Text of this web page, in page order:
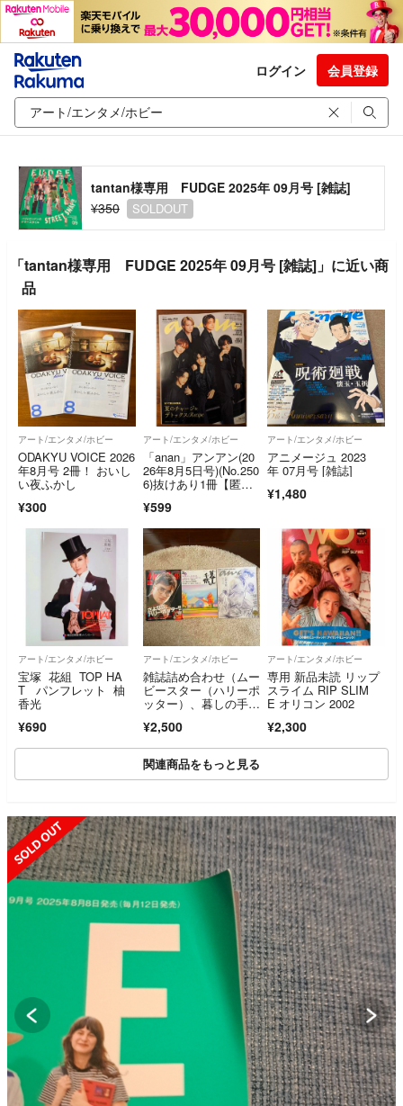
ログイン 会員登録
tantan様専用 FUDGE 2025年 09月号 [雑誌]
¥350
SOLDOUT
「tantan様専用 FUDGE 2025年 09月号 [雑誌]」に近い商
品
アート/エンタメ/ホビー
ODAKYU VOICE 2026
年8月号 2冊！ おいし
い夜ふかし
¥300
アート/エンタメ/ホビー
「anan」アンアン(20
26年8月5日号)(No.250
6)抜けあり1冊【匿名
¥599
アート/エンタメ/ホビー
アニメージュ 2023
年 07月号 [雑誌]
¥1,480
アート/エンタメ/ホビー
宝塚 花組 TOP HA
T パンフレット 柚
香光
¥690
アート/エンタメ/ホビー
雑誌詰め合わせ（ムー
ビースター（ハリーポ
ッター）、暮しの手
助、忍たま乱太郎））
¥2,500
アート/エンタメ/ホビー
専用 新品未読 リップ
スライム RIP SLIM
E オリコン 2002
¥2,300
関連商品をもっと見る
SOLD OUT